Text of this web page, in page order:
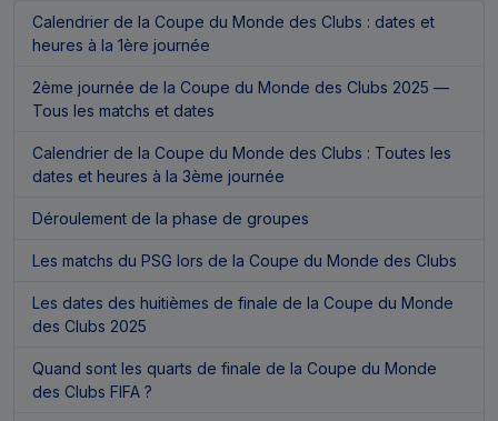
Calendrier de la Coupe du Monde des Clubs : dates et
heures à la 1ère journée
2ème journée de la Coupe du Monde des Clubs 2025 —
Tous les matchs et dates
Calendrier de la Coupe du Monde des Clubs : Toutes les
dates et heures à la 3ème journée
Déroulement de la phase de groupes
Les matchs du PSG lors de la Coupe du Monde des Clubs
Les dates des huitièmes de finale de la Coupe du Monde
des Clubs 2025
Quand sont les quarts de finale de la Coupe du Monde
des Clubs FIFA ?